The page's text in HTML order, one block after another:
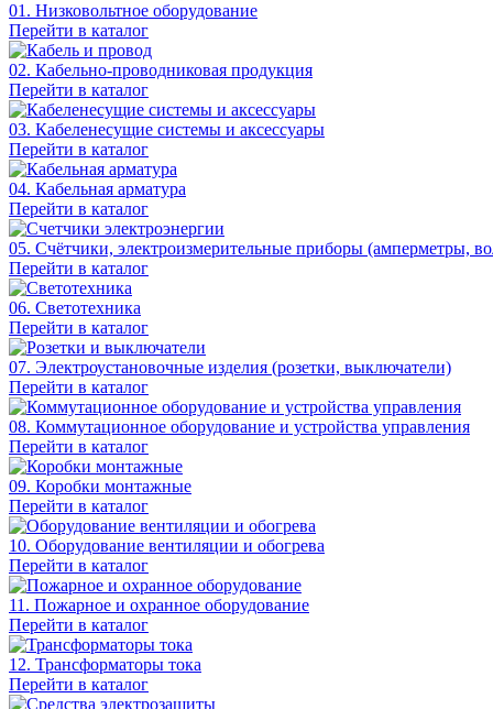
01. Низковольтное оборудование
Перейти в каталог
02. Кабельно-проводниковая продукция
Перейти в каталог
03. Кабеленесущие системы и аксессуары
Перейти в каталог
04. Кабельная арматура
Перейти в каталог
05. Счётчики, электроизмерительные приборы (амперметры,
Перейти в каталог
06. Светотехника
Перейти в каталог
07. Электроустановочные изделия (розетки, выключатели)
Перейти в каталог
08. Коммутационное оборудование и устройства управления
Перейти в каталог
09. Коробки монтажные
Перейти в каталог
10. Оборудование вентиляции и обогрева
Перейти в каталог
11. Пожарное и охранное оборудование
Перейти в каталог
12. Трансформаторы тока
Перейти в каталог